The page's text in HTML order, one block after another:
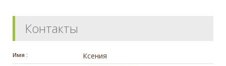
Контакты
Имя : Ксения